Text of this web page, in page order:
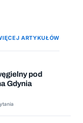
ARTYKUŁÓW
pod
Gdynia